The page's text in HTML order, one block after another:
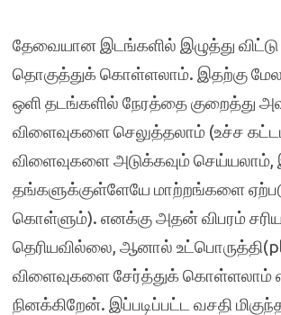
தேவையான இடங்களில் இழுத்து விட்டு
தொகுத்துக் கொள்ளலாம். இதற்கு
ஒளி தடங்களில் நேரத்தை குறைத்து
விளைவுகளை செலுத்தலாம் (உச்ச
விளைவுகளை அடுக்கவும்
தங்களுக்குள்ளேயே மாற்றங்களை
கொள்ளும்). எனக்கு அதன் விபரம்
தெரியவில்லை, ஆனால்
விளைவுகளை சேர்த்துக் கொள்ளலாம்
நினக்கிறேன். இப்படிப்பட்ட வசதி